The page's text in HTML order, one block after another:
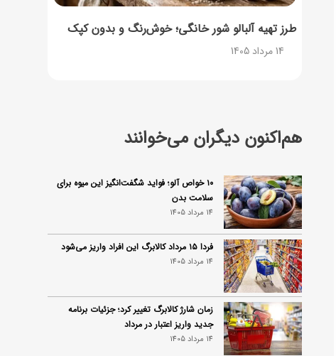
طرز تهیه آلبالو شور خانگی؛ خوش‌رنگ و بدون کپک
14 مرداد 1405
هم‌اکنون دیگران می‌خوانند
۱۰ خواص آلو؛ فواید شگفت‌انگیز این میوه برای
سلامت بدن
14 مرداد 1405
فردا ۱۵ مرداد کالابرگ این افراد واریز می‌شود
14 مرداد 1405
زمان شارژ کالابرگ تغییر کرد؛ جزئیات برنامه
جدید واریز اعتبار در مرداد
14 مرداد 1405